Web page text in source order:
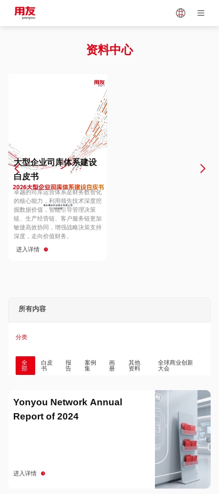
Vietnam
Europe
Hungary
Hong Kong
资料中心
大型企业司库体系建设
白皮书
卓越的司库运营体系是财务数智化
的核心能力，利用领先技术深度挖
掘数据价值，智能引导管理决策
链、生产经营链、客户服务链更加
敏捷高效协同，增强战略決策支持
深度，走向价值财务。
进入详情
所有内容
分类
全
部
白皮
书
报
告
案例
集
画
册
其他
资料
全球商业创新
大会
Yonyou Network Annual
Report of 2024
进入详情